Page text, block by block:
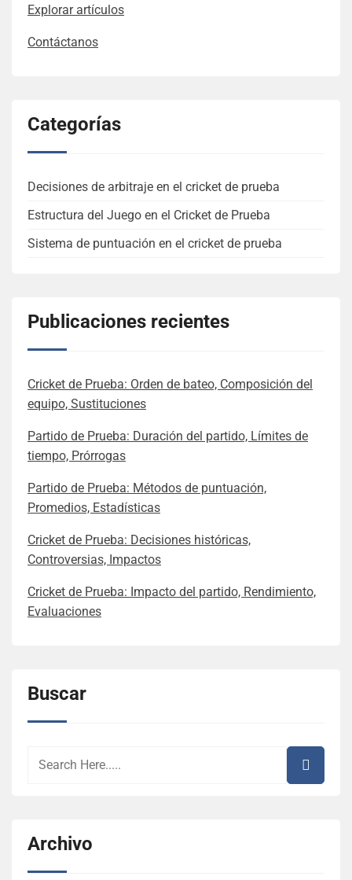
Explorar artículos
Contáctanos
Categorías
Decisiones de arbitraje en el cricket de prueba
Estructura del Juego en el Cricket de Prueba
Sistema de puntuación en el cricket de prueba
Publicaciones recientes
Cricket de Prueba: Orden de bateo, Composición del
equipo, Sustituciones
Partido de Prueba: Duración del partido, Límites de
tiempo, Prórrogas
Partido de Prueba: Métodos de puntuación,
Promedios, Estadísticas
Cricket de Prueba: Decisiones históricas,
Controversias, Impactos
Cricket de Prueba: Impacto del partido, Rendimiento,
Evaluaciones
Buscar
Archivo